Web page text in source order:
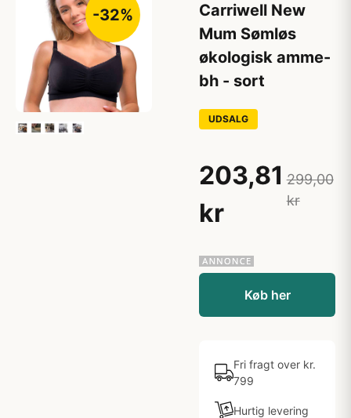
-32%
Carriwell New
Mum Sømløs
økologisk amme-
bh - sort
UDSALG
203,81
kr
299,00
kr
Køb her
Fri fragt over kr.
799
Hurtig levering